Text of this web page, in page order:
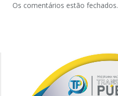
Os comentários estão fechados.